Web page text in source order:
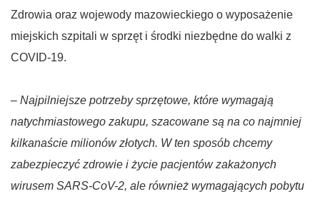
Zdrowia oraz wojewody mazowieckiego o wyposażenie
miejskich szpitali w sprzęt i środki niezbędne do walki z
COVID-19.
– Najpilniejsze potrzeby sprzętowe, które wymagają
natychmiastowego zakupu, szacowane są na co najmniej
kilkanaście milionów złotych. W ten sposób chcemy
zabezpieczyć zdrowie i życie pacjentów zakażonych
wirusem SARS-CoV-2, ale również wymagających pobytu